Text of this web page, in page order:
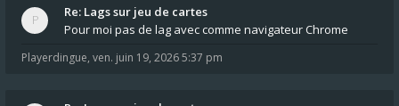
Re: Lags sur jeu de cartes
Pour moi pas de lag avec comme navigateur Chrome
Playerdingue, ven. juin 19, 2026 5:37 pm